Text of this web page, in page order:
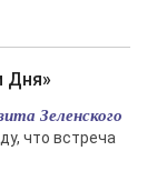
Дня»
Зеленского
что встреча